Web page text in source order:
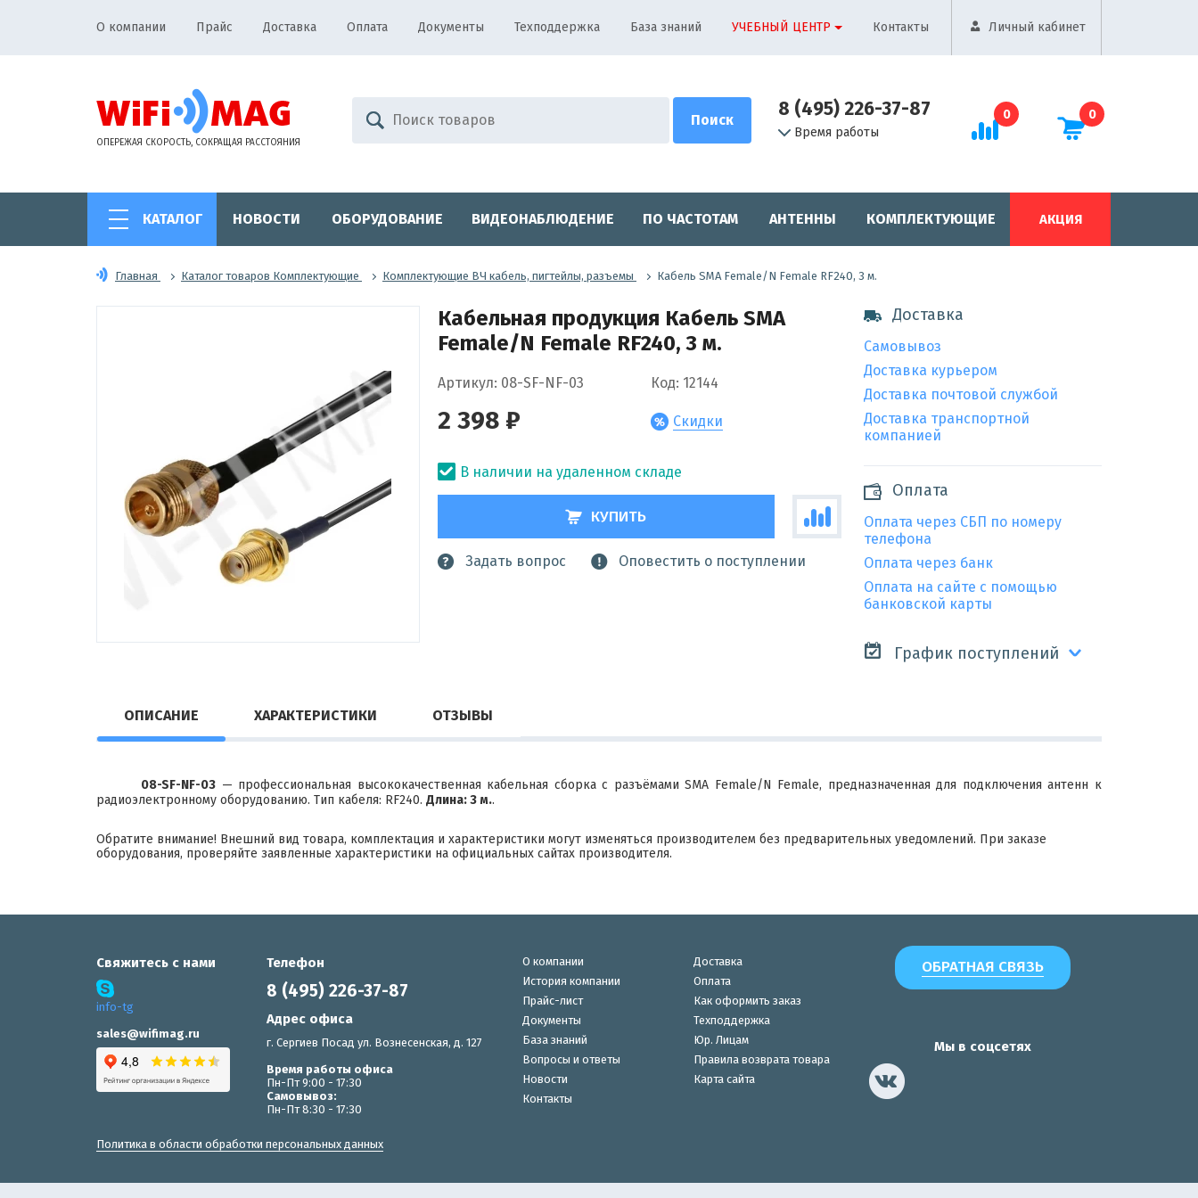
О компании Прайс Доставка Оплата Документы Техподдержка База знаний УЧЕБНЫЙ ЦЕНТР Контакты Личный кабинет
ОПЕРЕЖАЯ СКОРОСТЬ, СОКРАЩАЯ РАССТОЯНИЯ
8 (495) 226-37-87
Время работы
0 0
КАТАЛОГ НОВОСТИ ОБОРУДОВАНИЕ ВИДЕОНАБЛЮДЕНИЕ ПО ЧАСТОТАМ АНТЕННЫ КОМПЛЕКТУЮЩИЕ АКЦИЯ
Главная Каталог товаров Комплектующие Комплектующие ВЧ кабель, пигтейлы, разъемы Кабель SMA Female/N Female RF240, 3 м.
Кабельная продукция Кабель SMA
Female/N Female RF240, 3 м.
Артикул: 08-SF-NF-03 Код: 12144
2 398 ₽ Скидки
В наличии на удаленном складе
КУПИТЬ
Задать вопрос Оповестить о поступлении
Доставка
Самовывоз
Доставка курьером
Доставка почтовой службой
Доставка транспортной
компанией
Оплата
Оплата через СБП по номеру
телефона
Оплата через банк
Оплата на сайте с помощью
банковской карты
График поступлений
ОПИСАНИЕ ХАРАКТЕРИСТИКИ ОТЗЫВЫ
08-SF-NF-03 — профессиональная высококачественная кабельная сборка с разъёмами SMA Female/N Female, предназначенная для подключения антенн к
радиоэлектронному оборудованию. Тип кабеля: RF240. Длина: 3 м..
Обратите внимание! Внешний вид товара, комплектация и характеристики могут изменяться производителем без предварительных уведомлений. При заказе
оборудования, проверяйте заявленные характеристики на официальных сайтах производителя.
Свяжитесь с нами
info-tg
sales@wifimag.ru
Телефон
8 (495) 226-37-87
Адрес офиса
г. Сергиев Посад ул. Вознесенская, д. 127
Время работы офиса
Пн-Пт 9:00 - 17:30
Самовывоз:
Пн-Пт 8:30 - 17:30
О компании
История компании
Прайс-лист
Документы
База знаний
Вопросы и ответы
Новости
Контакты
Доставка
Оплата
Как оформить заказ
Техподдержка
Юр. Лицам
Правила возврата товара
Карта сайта
ОБРАТНАЯ СВЯЗЬ
Мы в соцсетях
Политика в области обработки персональных данных